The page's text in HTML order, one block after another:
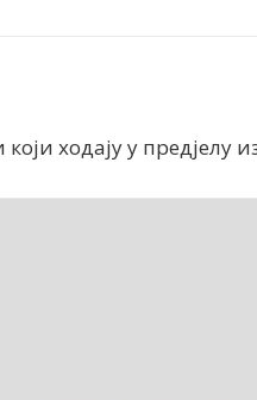
ходају у предјелу